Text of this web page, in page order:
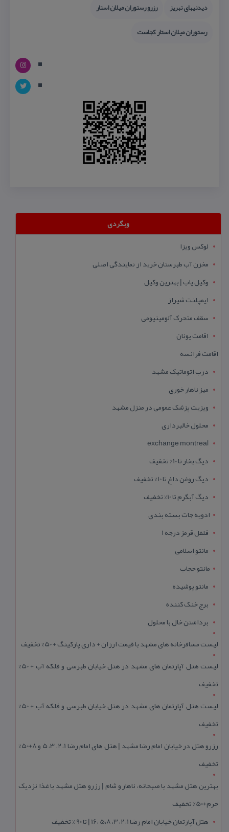
دیدنیهای تبریز
رزرو رستوران میلان استار
رستوران میلان استار كجاست
وبگردی
لوکس ویزا
مخزن آب طبرستان خرید از نمایندگی اصلی
وکیل یاب | بهترین وکیل
ایمپلنت شیراز
سقف متحرک آلومینیومی
اقامت یونان
اقامت فرانسه
درب اتوماتیک مشهد
میز ناهار خوری
ویزیت پزشک عمومی در منزل مشهد
محلول خالبرداری
exchange montreal
دیگ بخار تا 10% تخفیف
دیگ روغن داغ تا 10% تخفیف
دیگ آبگرم تا 10% تخفیف
ادویه جات بسته بندی
فلفل قرمز درجه 1
مانتو اسلامی
مانتو حجاب
مانتو پوشیده
برج خنک کننده
برداشتن خال با محلول
لیست مسافرخانه های مشهد با قیمت ارزان + داری پارکینگ + 50% تخفیف
لیست هتل آپارتمان های مشهد در هتل خیابان طبرسی و فلکه آب + 50%
تخفیف
لیست هتل آپارتمان های مشهد در هتل خیابان طبرسی و فلکه آب + 50%
تخفیف
رزرو هتل در خیابان امام رضا مشهد | هتل‌ های امام رضا 1، 2، 3، 5 و 8+50%
تخفیف
بهترین هتل مشهد با صبحانه، ناهار و شام | رزرو هتل مشهد با غذا نزدیک
حرم+50% تخفیف
هتل آپارتمان خیابان امام رضا 1، 2، 3، 5،8 ،16 | تا 90 % تخفیف